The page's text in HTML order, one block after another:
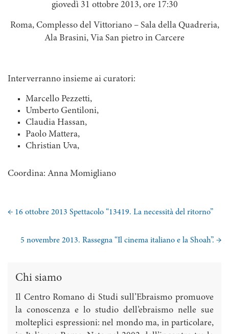
giovedì 31 ottobre 2013, ore 17:30
Roma, Complesso del Vittoriano – Sala della Quadreria,
Ala Brasini, Via San pietro in Carcere
Interverranno insieme ai curatori:
Marcello Pezzetti,
Umberto Gentiloni,
Claudia Hassan,
Paolo Mattera,
Christian Uva,
Coordina: Anna Momigliano
← 16 ottobre 2013 Spettacolo “13419. La necessità del ritorno”
5 novembre 2013. Rassegna “Il cinema italiano e la Shoah”. →
Chi siamo
Il Centro Romano di Studi sull’Ebraismo promuove
la conoscenza e lo studio dell’ebraismo nelle sue
molteplici espressioni: nel mondo ma, in particolare,